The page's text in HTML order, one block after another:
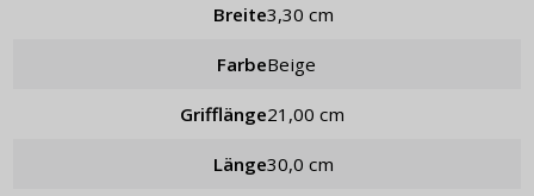
Breite 3,30 cm
Farbe Beige
Grifflänge 21,00 cm
Länge 30,0 cm